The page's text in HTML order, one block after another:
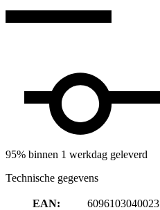
95% binnen 1 werkdag geleverd
Technische gegevens
EAN:
6096103040023